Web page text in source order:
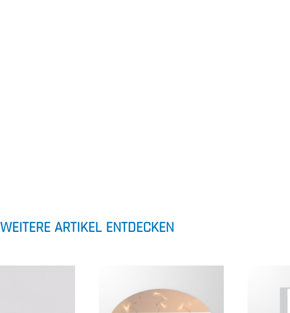
WEITERE ARTIKEL ENTDECKEN